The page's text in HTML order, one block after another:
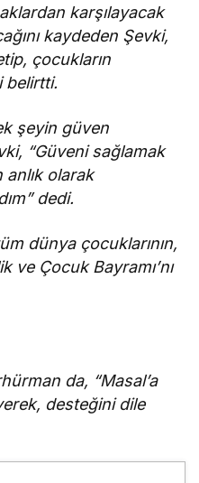
karşılayacak
kaydeden Şevki,
çocukların
belirtti.
şeyin güven
“Güveni sağlamak
anlık olarak
dedi.
dünya çocuklarının,
ve Çocuk Bayramı’nı
da, “Masal’a
desteğini dile